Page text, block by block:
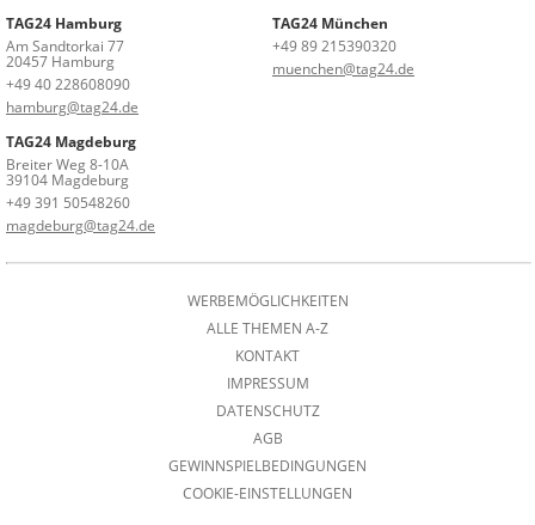
TAG24 Hamburg
Am Sandtorkai 77
20457 Hamburg
+49 40 228608090
hamburg@tag24.de
TAG24 München
+49 89 215390320
muenchen@tag24.de
TAG24 Magdeburg
Breiter Weg 8-10A
39104 Magdeburg
+49 391 50548260
magdeburg@tag24.de
WERBEMÖGLICHKEITEN
ALLE THEMEN A-Z
KONTAKT
IMPRESSUM
DATENSCHUTZ
AGB
GEWINNSPIELBEDINGUNGEN
COOKIE-EINSTELLUNGEN